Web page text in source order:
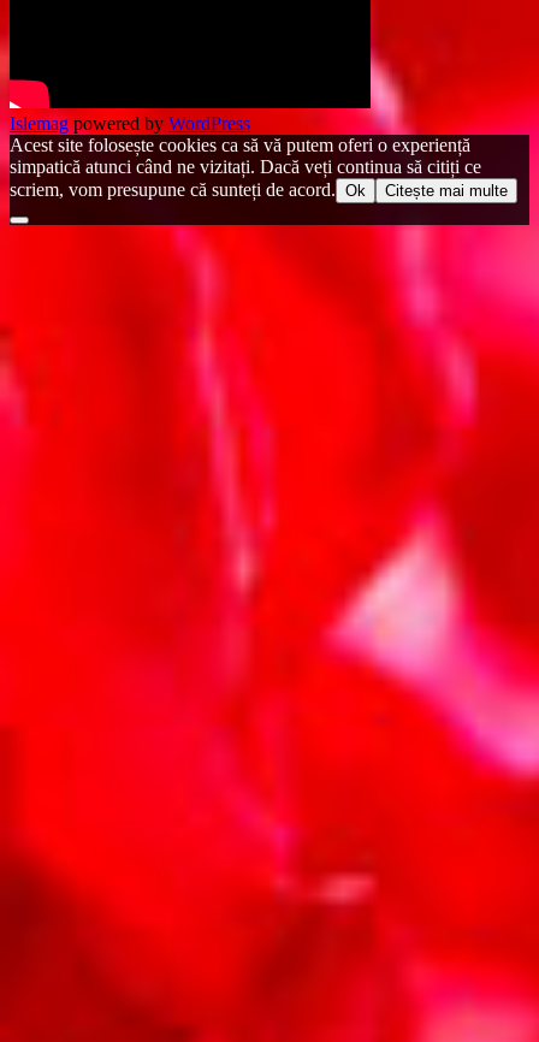
Islemagpowered by WordPress
Acest site folosește cookies ca să vă putem oferi o experiență
simpatică atunci când ne vizitați. Dacă veți continua să citiți ce
scriem, vom presupune că sunteți de acord. Ok Citește mai multe